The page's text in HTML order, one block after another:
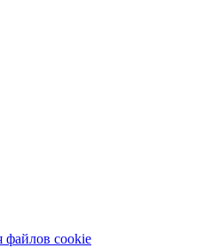
файлов cookie